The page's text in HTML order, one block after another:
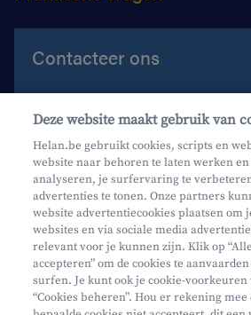
Contacteer ons
Contacteer ons
Maak een afspraak
Waar vind je ons?
Mifid
Deze website maakt gebruik van
Helan.be gebruikt cookies, scripts en
website naar behoren te laten werken
analyseren, je surfervaring te
advertenties te tonen. Onze partners
website advertentiecookies plaatsen om
websites en via sociale media
relevant voor je kunnen zijn. Klik op
accepteren” om de cookies te
surfen. Je kunt ook je cookie-
“Cookies beheren”. Hou er rekening mee